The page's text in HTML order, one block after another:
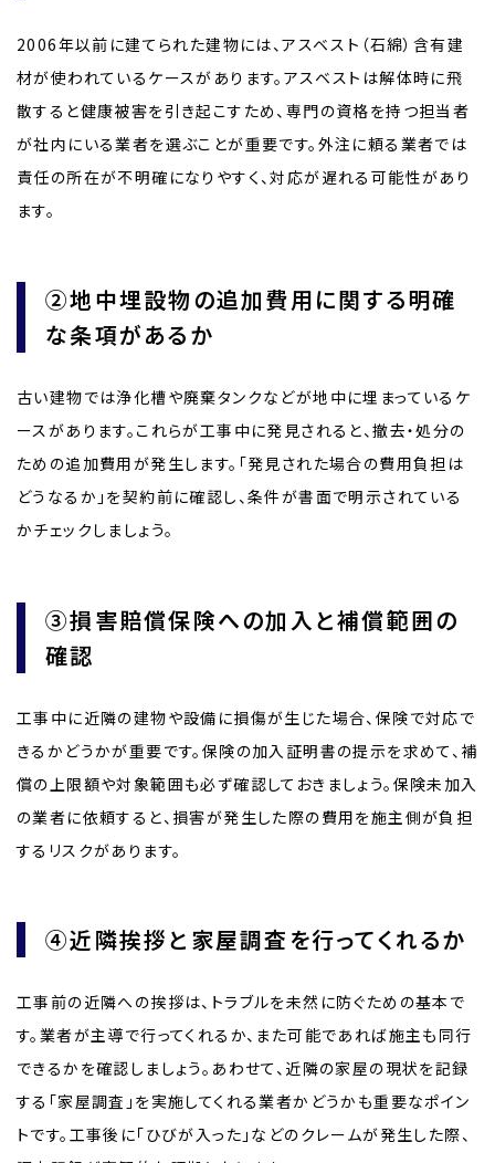
2006年以前に建てられた建物には、アスベスト（石綿）含有建
材が使われているケースがあります。アスベストは解体時に飛
散すると健康被害を引き起こすため、専門の資格を持つ担当者
が社内にいる業者を選ぶことが重要です。外注に頼る業者では
責任の所在が不明確になりやすく、対応が遅れる可能性があり
ます。
②地中埋設物の追加費用に関する明確
な条項があるか
古い建物では浄化槽や廃棄タンクなどが地中に埋まっているケ
ースがあります。これらが工事中に発見されると、撤去・処分の
ための追加費用が発生します。「発見された場合の費用負担は
どうなるか」を契約前に確認し、条件が書面で明示されている
かチェックしましょう。
③損害賠償保険への加入と補償範囲の
確認
工事中に近隣の建物や設備に損傷が生じた場合、保険で対応で
きるかどうかが重要です。保険の加入証明書の提示を求めて、補
償の上限額や対象範囲も必ず確認しておきましょう。保険未加入
の業者に依頼すると、損害が発生した際の費用を施主側が負担
するリスクがあります。
④近隣挨拶と家屋調査を行ってくれるか
工事前の近隣への挨拶は、トラブルを未然に防ぐための基本で
す。業者が主導で行ってくれるか、また可能であれば施主も同行
できるかを確認しましょう。あわせて、近隣の家屋の現状を記録
する「家屋調査」を実施してくれる業者かどうかも重要なポイン
トです。工事後に「ひびが入った」などのクレームが発生した際、